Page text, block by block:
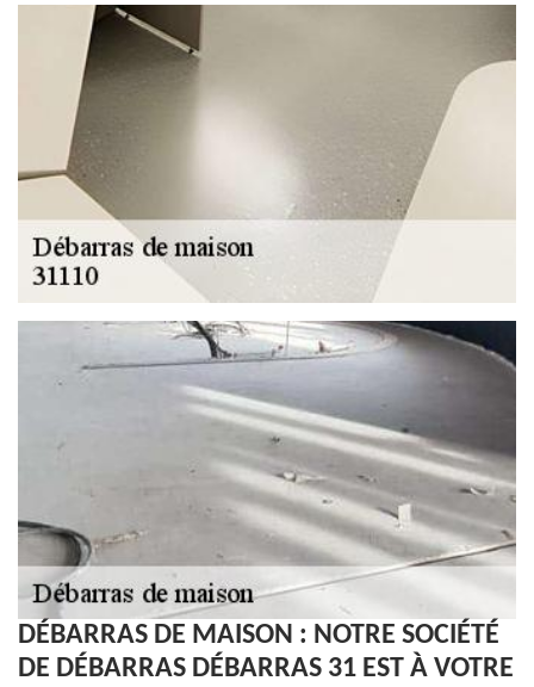
DÉBARRAS DE MAISON : NOTRE SOCIÉTÉ
DE DÉBARRAS DÉBARRAS 31 EST À VOTRE